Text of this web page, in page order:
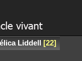
Liddell 22